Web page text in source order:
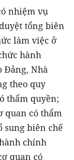
nhiệm vụ
tổng biên
làm việc ở
hành
Đảng, Nhà
theo quy
thẩm quyền;
quan có thẩm
sung biên chế
chính
quan có